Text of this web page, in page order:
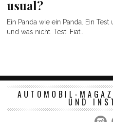
usual?
Ein Panda wie ein Panda. Ein
und was nicht. Test: Fiat...
AUTOMOBIL-
UND